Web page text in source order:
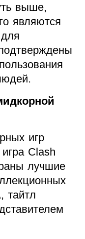
выше,
являются
игр
Clash
лучшие
тайтл